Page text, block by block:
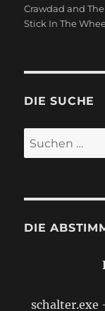
Crawdad and
Stick In The
DIE SUCHE
Suchen
nach:
DIE
schalter.exe